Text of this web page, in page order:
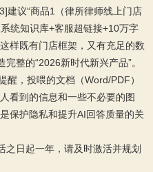
建议“商品1（律所律师线上门店
统知识库+客服超链接+10万字
样既有门店框架，又有充足的数
整的“2026新时代新兴产品”。
醒，投喂的文档（Word/PDF）
看到的信息和一些不必要的图
保护隐私和提升AI回答质量的关
之日起一年，请及时激活并规划